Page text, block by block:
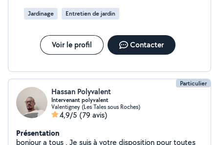
aux personnes âgées Pourquoi nous choisir ? Couple
fiable et ponctuel Travail soigné et appliqué Bon
raisonnables Nous accordons beaucoup d'importance à
la confiance, au respect et à la satisfaction des
contacter pour discuter de vos besoins, nous
répondrons avec plaisir. À bientôt !
Jardinage Entretien de jardin
Voir le profil Contacter
Particulier
Hassan Polyvalent
Intervenant polyvalent
Valentigney (Les Tales sous Roches)
4,9/5 (79 avis)
Présentation
bonjour a tous , Je suis à votre disposition pour toutes